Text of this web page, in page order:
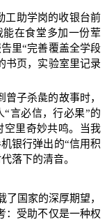
工助学岗的收银台前
在食堂多加一份荤
里“完善覆盖全学段
书页，实验室里记录
子杀彘的故事时，
言必信，行必果”的
空里奇妙共鸣。当我
银行弹出的“信用积
落下的清音。
国家的深厚期望，
：受助不仅是一种权